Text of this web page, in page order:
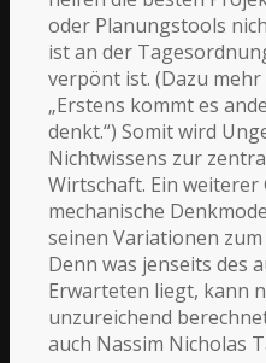
oder Planungstools
ist an der
verpönt ist. (Dazu
„Erstens kommt es
denkt.“) Somit wird
Nichtwissens zur
Wirtschaft. Ein weiterer
mechanische
seinen Variationen
Denn was jenseits des
Erwarteten liegt, kann
unzureichend
auch Nassim Nicholas